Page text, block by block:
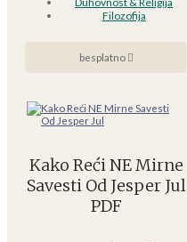
Filozofija
besplatno
Kako Reći NE Mirne
Savesti Od Jesper Jul
PDF